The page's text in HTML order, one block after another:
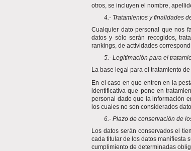
otros, se incluyen el nombre,
4.- Tratamientos y finalidades
Cualquier dato personal que nos
datos y sólo serán recogidos,
rankings, de actividades
5.- Legitimación para el
La base legal para el tratamiento
En el caso en que entren en la
identificativa que pone en
personal dado que la información
los cuales no son considerados
6.- Plazo de conservación de
Los datos serán conservados el
cada titular de los datos manifiesta
cumplimiento de determinadas